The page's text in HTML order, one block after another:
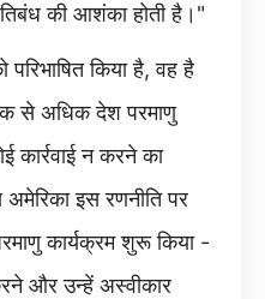
की आशंका होती है।"
किया है, वह है
से अधिक देश परमाणु
कार्रवाई न करने का
इस रणनीति पर
कार्यक्रम शुरू किया -
और उन्हें अस्वीकार